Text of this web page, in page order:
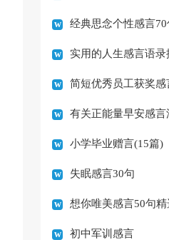
经典思念个性感言70
实用的人生感言语录
简短优秀员工获奖感
有关正能量早安感言
小学毕业赠言(15篇)
失眠感言30句
想你唯美感言50句精
初中军训感言